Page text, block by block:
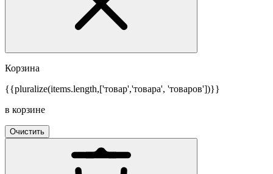
Корзина
{{pluralize(items.length,['товар','товара', 'товаров'])}}
в корзине
Очистить